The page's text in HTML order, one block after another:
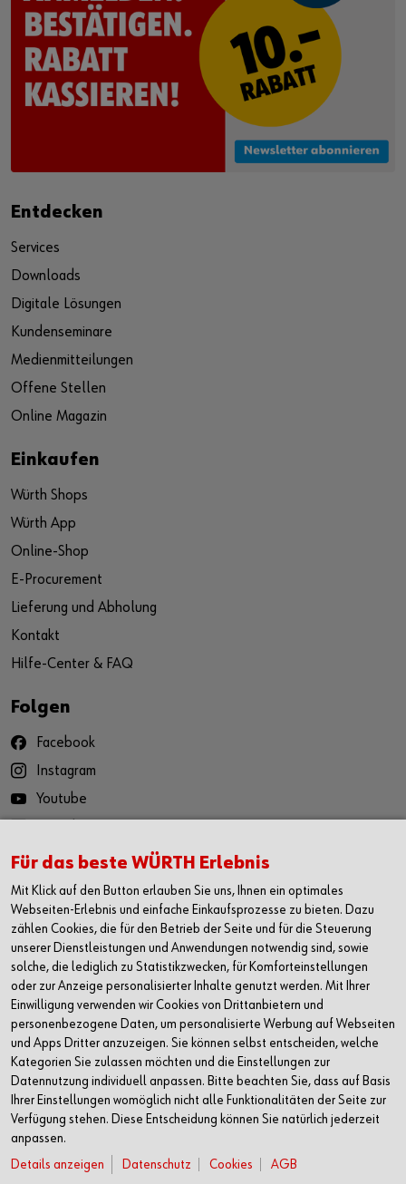
Entdecken
Services
Downloads
Digitale Lösungen
Kundenseminare
Medienmitteilungen
Offene Stellen
Online Magazin
Einkaufen
Würth Shops
Würth App
Online-Shop
E-Procurement
Lieferung und Abholung
Kontakt
Hilfe-Center & FAQ
Folgen
Facebook
Instagram
Youtube
Die Würth App
für iOS
für Android
Kontaktieren
Würth AG
Dornwydenweg 11
4144 Arlesheim
Schweiz
+41 61 705 91 11
info@wuerth-ag.ch
Für das beste WÜRTH Erlebnis
Mit Klick auf den Button erlauben Sie uns, Ihnen ein optimales
Webseiten-Erlebnis und einfache Einkaufsprozesse zu bieten. Dazu
zählen Cookies, die für den Betrieb der Seite und für die Steuerung
unserer Dienstleistungen und Anwendungen notwendig sind, sowie
solche, die lediglich zu Statistikzwecken, für Komforteinstellungen
oder zur Anzeige personalisierter Inhalte genutzt werden. Mit Ihrer
Einwilligung verwenden wir Cookies von Drittanbietern und
personenbezogene Daten, um personalisierte Werbung auf Webseiten
und Apps Dritter anzuzeigen. Sie können selbst entscheiden, welche
Kategorien Sie zulassen möchten und die Einstellungen zur
Datennutzung individuell anpassen. Bitte beachten Sie, dass auf Basis
Ihrer Einstellungen womöglich nicht alle Funktionalitäten der Seite zur
Verfügung stehen. Diese Entscheidung können Sie natürlich jederzeit
anpassen.
Details anzeigen
Datenschutz Cookies AGB